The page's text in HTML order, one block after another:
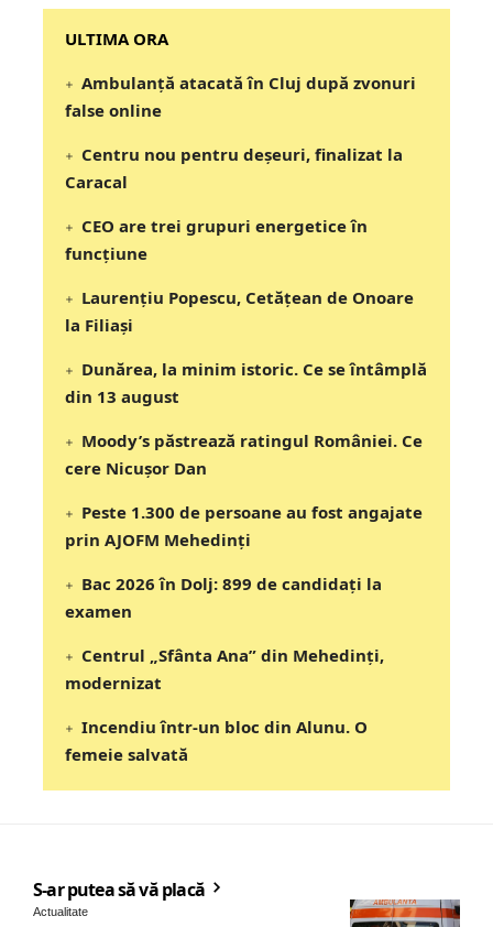
‎‎‎‎‎‎‎ULTIMA ORA
Ambulanță atacată în Cluj după zvonuri
false online
Centru nou pentru deșeuri, finalizat la
Caracal
CEO are trei grupuri energetice în
funcțiune
Laurențiu Popescu, Cetățean de Onoare
la Filiași
Dunărea, la minim istoric. Ce se întâmplă
din 13 august
Moody’s păstrează ratingul României. Ce
cere Nicușor Dan
Peste 1.300 de persoane au fost angajate
prin AJOFM Mehedinți
Bac 2026 în Dolj: 899 de candidați la
examen
Centrul „Sfânta Ana” din Mehedinți,
modernizat
Incendiu într-un bloc din Alunu. O
femeie salvată
S-ar putea să vă placă
Actualitate